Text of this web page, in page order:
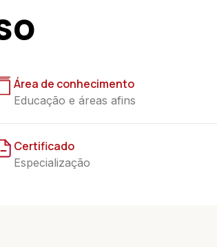
Área de conhecimento
Educação e áreas afins
Certificado
Especialização